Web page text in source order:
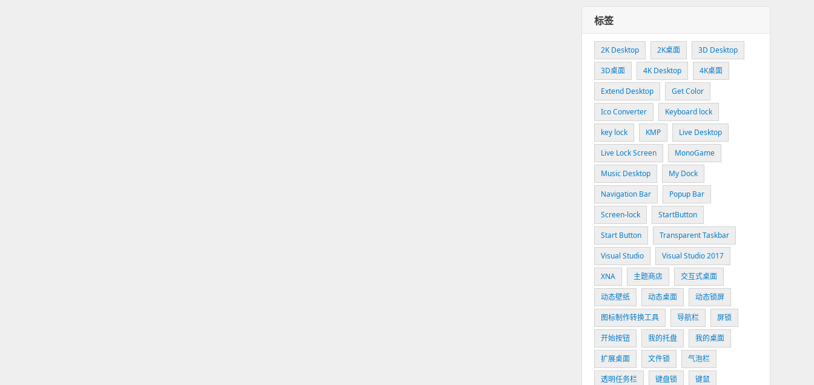
标签
2K Desktop 2K桌面
3D Desktop
3D桌面
4K Desktop
4K桌面
Extend Desktop
Get Color
Ico Converter
Keyboard lock
key lock
KMP
Live Desktop
Live Lock Screen
MonoGame
Music Desktop
My Dock
Navigation Bar
Popup Bar
Screen-lock
StartButton
Start Button
Transparent Taskbar
Visual Studio
Visual Studio 2017
XNA
主题商店
交互式桌面
动态壁纸
动态桌面
动态锁屏
图标制作转换工具
导航栏
屏锁
开始按钮
我的托盘
我的桌面
扩展桌面
文件锁
气泡栏
透明任务栏
键盘锁 键鼠